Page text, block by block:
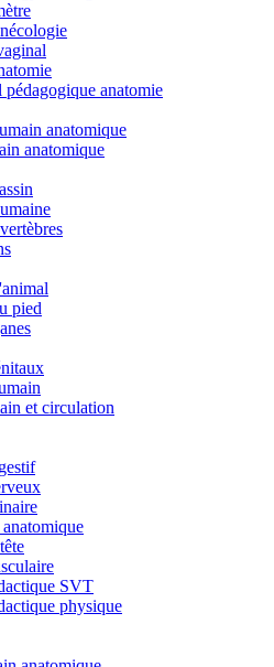
anatomie
anatomique
anatomique
pied
et circulation
SVT
physique